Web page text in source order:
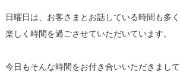
日曜日は、お客さまとお話している時間も多く
楽しく時間を過ごさせていただいています。
今日もそんな時間をお付き合いいただきまして